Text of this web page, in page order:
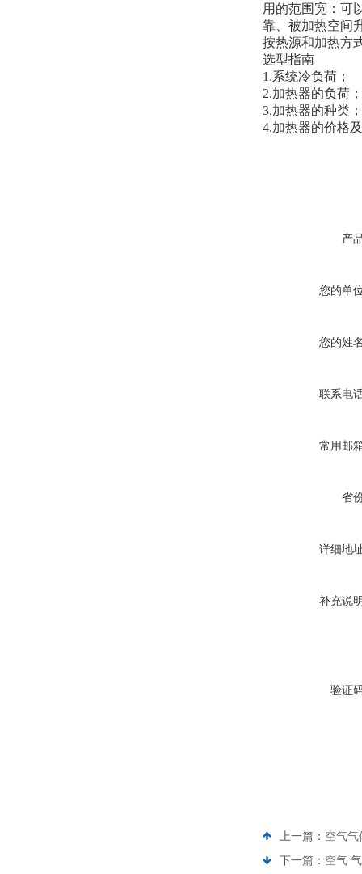
用的范围宽：可
靠、被加热空间
按热源和加热方
选型指南
1.系统冷负荷；
2.加热器的负荷；
3.加热器的种类；
4.加热器的价格
产
您的单
您的姓
联系电
常用邮
省
详细地
补充说
验证
上一篇： 空气气
下一篇： 空气